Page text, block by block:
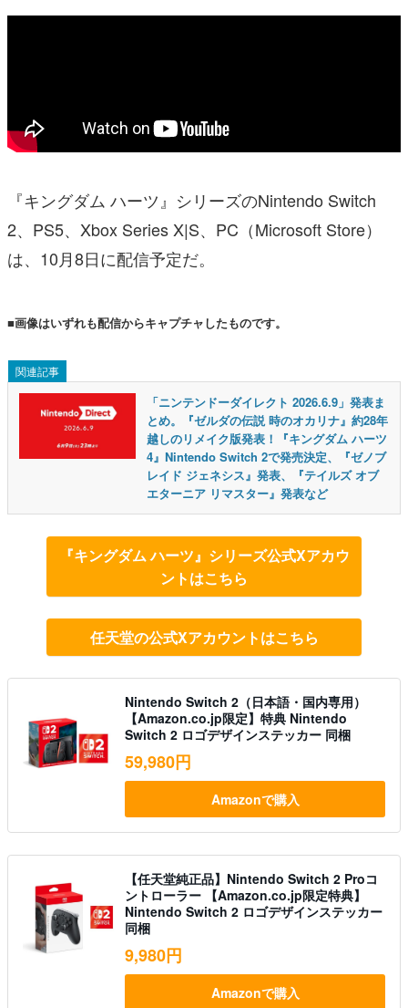
『キングダム ハーツ』シリーズのNintendo Switch
2、PS5、Xbox Series X|S、PC（Microsoft Store）
は、10月8日に配信予定だ。
■画像はいずれも配信からキャプチャしたものです。
関連記事
「ニンテンドーダイレクト 2026.6.9」発表ま
とめ。『ゼルダの伝説 時のオカリナ』約28年
越しのリメイク版発表！『キングダム ハーツ
4』Nintendo Switch 2で発売決定、『ゼノブ
レイド ジェネシス』発表、『テイルズ オブ
エターニア リマスター』発表など
『キングダム ハーツ』シリーズ公式Xアカウ
ントはこちら
任天堂の公式Xアカウントはこちら
Nintendo Switch 2（日本語・国内専用）
【Amazon.co.jp限定】特典 Nintendo
Switch 2 ロゴデザインステッカー 同梱
59,980円
Amazonで購入
【任天堂純正品】Nintendo Switch 2 Proコ
ントローラー 【Amazon.co.jp限定特典】
Nintendo Switch 2 ロゴデザインステッカー
同梱
9,980円
Amazonで購入